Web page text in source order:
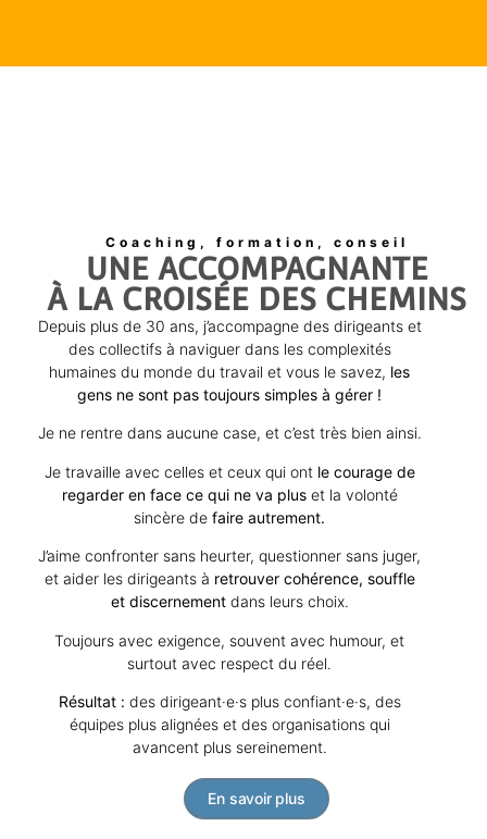
Coaching, formation, conseil
UNE ACCOMPAGNANTE
À LA CROISÉE DES CHEMINS
Depuis plus de 30 ans, j’accompagne des dirigeants et
des collectifs à naviguer dans les complexités
humaines du monde du travail et vous le savez, les
gens ne sont pas toujours simples à gérer !
Je ne rentre dans aucune case, et c’est très bien ainsi.
Je travaille avec celles et ceux qui ont le courage de
regarder en face ce qui ne va plus et la volonté
sincère defaire autrement.
J’aime confronter sans heurter, questionner sans juger,
et aider les dirigeants à retrouver cohérence, souffle
et discernementdans leurs choix.
Toujours avec exigence, souvent avec humour, et
surtout avec respect du réel.
Résultat : des dirigeant·e·s plus confiant·e·s, des
équipes plus alignées et des organisations qui
avancent plus sereinement.
En savoir plus